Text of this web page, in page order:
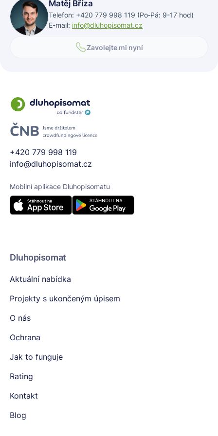
Matěj Bříza
Telefon: +420 779 998 119 (Po‑Pá: 9-17 hod)
E-mail: info@dluhopisomat.cz
Zavolejte mi nyní
+420 779 998 119
info@dluhopisomat.cz
Mobilní aplikace Dluhopisomatu
Dluhopisomat
Aktuální nabídka
Projekty s ukončeným úpisem
O nás
Ochrana
Jak to funguje
Rating
Kontakt
Blog